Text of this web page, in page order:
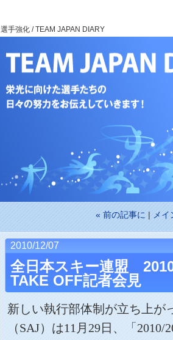
選手強化 / TEAM JAPAN DIARY
« 前の記事に | メイ
2010/12/07
全日本スキー連盟
TAKE OFF記者会見
新しい執行部体制が立ち上が
（SAJ）は11 月 29日、「 2010/